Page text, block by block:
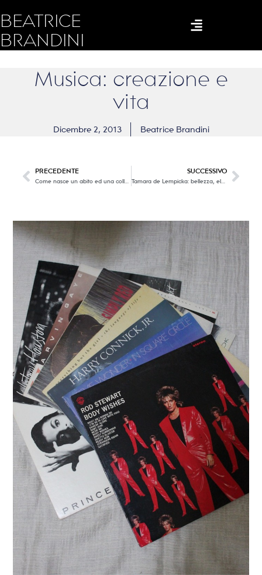
BEATRICE
BRANDINI
Musica: creazione e
vita
Dicembre 2, 2013 Beatrice Brandini
PRECEDENTE SUCCESSIVO
Tamara de Lempicka: bellezza, eleganza, seduzione, mondanità